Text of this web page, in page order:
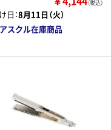
（税込）
日：8月11日（火）
アスクル在庫商品